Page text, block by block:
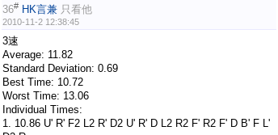
36# HK言兼 只看他
2010-11-2 12:38:45
3速
Average: 11.82
Standard Deviation: 0.69
Best Time: 10.72
Worst Time: 13.06
Individual Times:
1. 10.86 U' R' F2 L2 R' D2 U' R' D L2 R2 F' R2 F' D B' F L'